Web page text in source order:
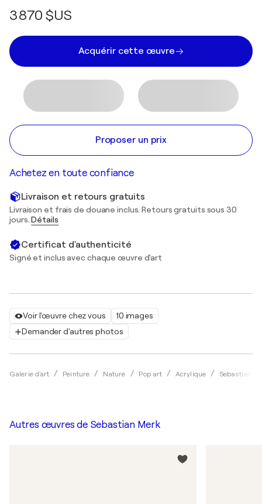
Voir l'œuvre chez vous
10 images
Demander d'autres photos
Galerie d'art Peinture Nature Pop art Acrylique Sebastian
3 870 $US
Acquérir cette œuvre
Proposer un prix
Achetez en toute confiance
Livraison et retours gratuits
Livraison et frais de douane inclus. Retours gratuits sous 30
jours.Détails
Certificat d'authenticité
Signé et inclus avec chaque œuvre d'art
Autres œuvres de Sebastian Merk